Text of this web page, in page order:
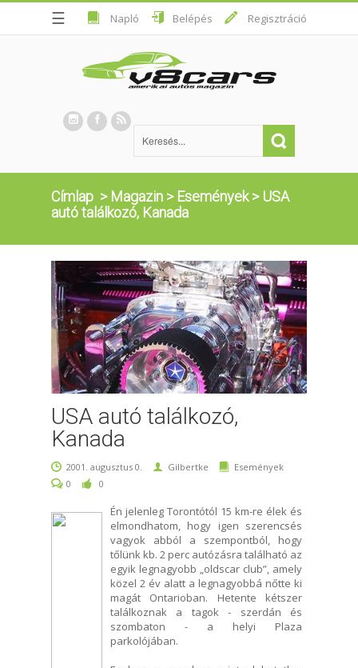
☰ Napló Belépés Regisztráció
Címlap > Magazin > Események> USA
autó találkozó, Kanada
USA autó találkozó,
Kanada
2001. augusztus 0. Gilbertke
Események
0
0
Én jelenleg Torontótól 15 km-re élek és
elmondhatom, hogy igen szerencsés
vagyok abból a szempontból, hogy
tőlünk kb. 2 perc autózásra található az
egyik legnagyobb „oldscar club”, amely
közel 2 év alatt a legnagyobbá nőtte ki
magát Ontarioban. Hetente kétszer
találkoznak a tagok - szerdán és
szombaton - a helyi Plaza
parkolójában.